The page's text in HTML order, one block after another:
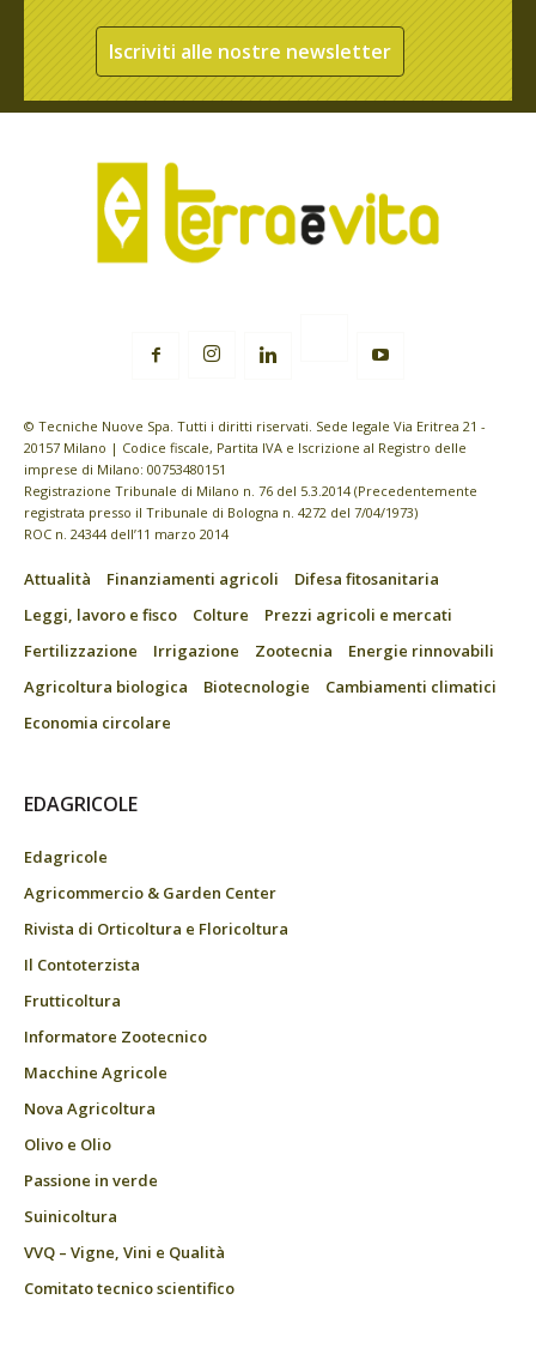
Iscriviti alle nostre newsletter
© Tecniche Nuove Spa. Tutti i diritti riservati. Sede legale Via Eritrea 21 -
20157 Milano | Codice fiscale, Partita IVA e Iscrizione al Registro delle
imprese di Milano: 00753480151
Registrazione Tribunale di Milano n. 76 del 5.3.2014 (Precedentemente
registrata presso il Tribunale di Bologna n. 4272 del 7/04/1973)
ROC n. 24344 dell’11 marzo 2014
Attualità Finanziamenti agricoli
Difesa fitosanitaria
Leggi, lavoro e fisco
Colture
Prezzi agricoli e mercati
Fertilizzazione
Irrigazione Zootecnia
Energie rinnovabili
Agricoltura biologica
Biotecnologie
Cambiamenti climatici
Economia circolare
EDAGRICOLE
Edagricole
Agricommercio & Garden Center
Rivista di Orticoltura e Floricoltura
Il Contoterzista
Frutticoltura
Informatore Zootecnico
Macchine Agricole
Nova Agricoltura
Olivo e Olio
Passione in verde
Suinicoltura
VVQ – Vigne, Vini e Qualità
Comitato tecnico scientifico